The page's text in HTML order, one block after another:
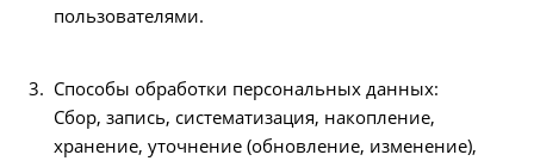
пользователями.
Способы обработки персональных данных:
Сбор, запись, систематизация, накопление,
хранение, уточнение (обновление, изменение),